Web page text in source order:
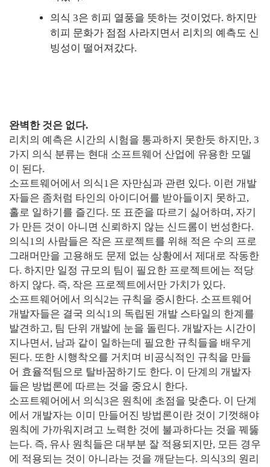
의식 3은 히피 열풍을 뜻하는 것이었다. 하지만
히피 문화가 점점 사라지면서 리치의 예측도 신
빙성이 떨어져갔다.
완벽한 것은 없다.
리치의 예측은 시간의 시험을 통과하지 못한듯 하지만, 3
가지 의식 분류는 현대 소프트웨어 산업에 유용한 모델
이 된다.
소프트웨어에서 의식1은 자만심과 관련 있다. 이런 개발
자들은 좀처럼 타인의 아이디어를 받아들이지 못하고,
홀로 일하기를 즐긴다. 또 표준을 따르기 싫어하며, 자기
가 만든 것이 아니면 신뢰하지 않는 신드롬이 번성한다.
의식1의 사람들은 작은 프로젝트를 위해 적은 수의 프로
그래머만을 고용해도 문제 없는 상황에서 제대로 작동한
다. 하지만 일정 규모의 팀이 필요한 프로젝트에는 적당
하지 않다. 즉, 작은 프로젝트에서만 가치가 있다.
소프트웨어에서 의식2는 규칙을 중시한다. 소프트웨어
개발자들은 결국 의식1의 독립된 개발 스타일의 한계를
발견하고, 팀 단위 개발에 눈을 돌린다. 개발자는 시간이
지나면서, 남과 같이 일하는데 필요한 규칙들을 배우게
된다. 또한 시행착오를 거치며 비공식적인 규칙을 만들
어 효율적팀으로 탈바꿈하기도 한다. 이 단계의 개발자
들은 방법론에 따르는 것을 중요시 한다.
소프트웨어에서 의식3은 원칙에 초점을 맞춘다. 이 단계
에서 개발자는 이미 만들어진 방법론이란 것이 기껏해야
원칙에 가까워지려고 노력한 것에 불과하다는 것을 꿰뚫
는다. 즉, 유사 원칙들은 대부분 잘 적용되지만, 모든 경우
에 적용되는 것이 아니라는 것을 깨닫는다. 의식3의 원리